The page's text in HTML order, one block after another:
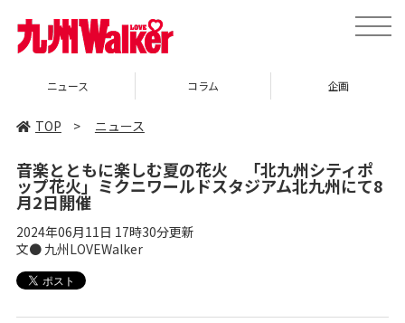
toggle
ニュース コラム 企画
TOP > ニュース
音楽とともに楽しむ夏の花火 「北九州シティポ
ップ花火」ミクニワールドスタジアム北九州にて8
月2日開催
2024年06月11日 17時30分更新
文● 九州LOVEWalker